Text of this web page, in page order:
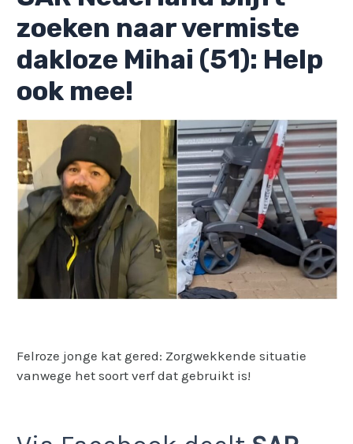
zoeken naar vermiste
dakloze Mihai (51): Help
ook mee!
Felroze jonge kat gered: Zorgwekkende situatie
vanwege het soort verf dat gebruikt is!